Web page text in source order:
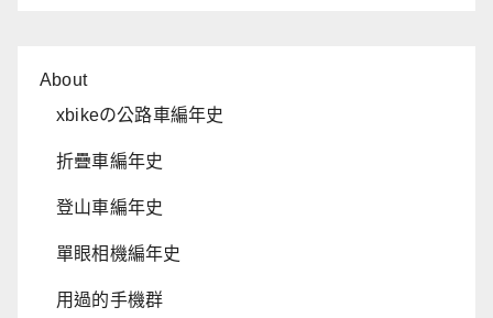
About
xbikeの公路車編年史
折疊車編年史
登山車編年史
單眼相機編年史
用過的手機群